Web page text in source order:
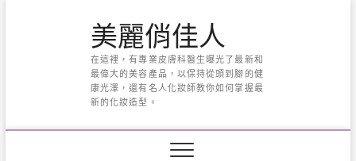
美麗俏佳人
在這裡，有專業皮膚科醫生曝光了最新和
最偉大的美容產品，以保持從頭到腳的健
康光澤，還有名人化妝師教你如何掌握最
新的化妝造型。